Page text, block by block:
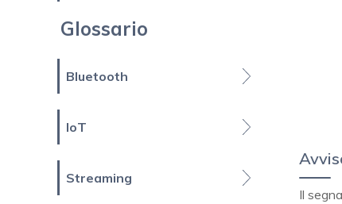
Glossario
Bluetooth
IoT
Streaming
Il